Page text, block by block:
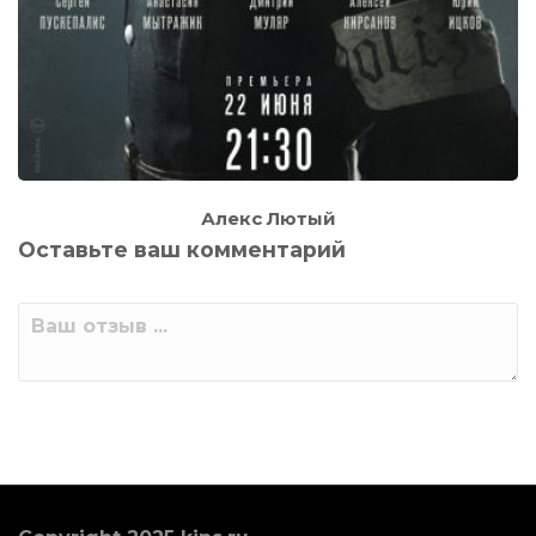
Алекс Лютый
Оставьте ваш комментарий